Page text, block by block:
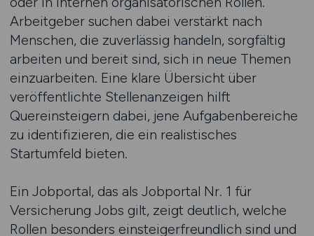
Arbeitgeber suchen dabei verstärkt nach
Menschen, die zuverlässig handeln, sorgfältig
arbeiten und bereit sind, sich in neue Themen
einzuarbeiten. Eine klare Übersicht über
veröffentlichte Stellenanzeigen hilft
Quereinsteigern dabei, jene Aufgabenbereiche
zu identifizieren, die ein realistisches
Startumfeld bieten.
Ein Jobportal, das als Jobportal Nr. 1 für
Versicherung Jobs gilt, zeigt deutlich, welche
Rollen besonders einsteigerfreundlich sind und